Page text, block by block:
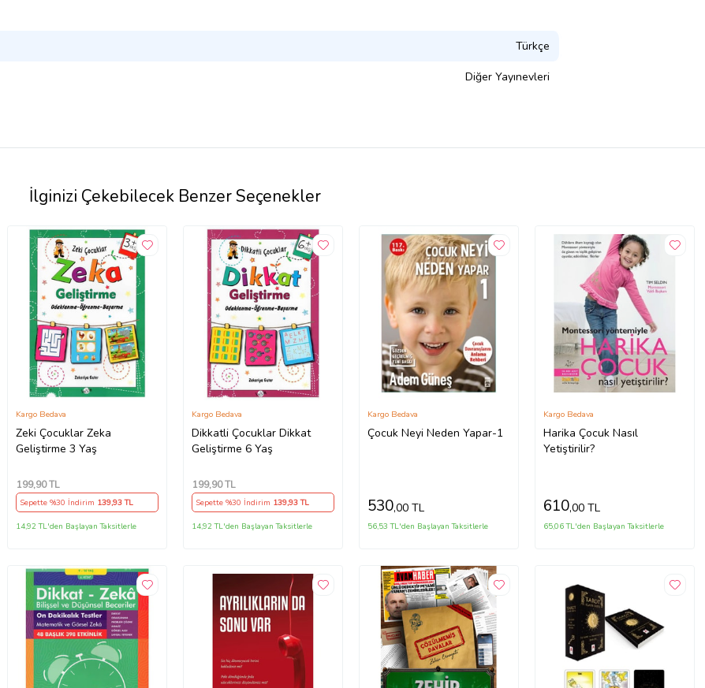
Türkçe
Diğer Yayınevleri
İlginizi Çekebilecek Benzer Seçenekler
Zeki Çocuklar Zeka
Geliştirme 3 Yaş
Kargo Bedava
199,90 TL
Sepette %30 İndirim 139,93 TL
14,92 TL'den Başlayan Taksitlerle
Dikkatli Çocuklar Dikkat
Geliştirme 6 Yaş
Kargo Bedava
199,90 TL
Sepette %30 İndirim 139,93 TL
14,92 TL'den Başlayan Taksitlerle
Çocuk Neyi Neden Yapar-1
Kargo Bedava
530,00 TL
56,53 TL'den Başlayan Taksitlerle
Harika Çocuk Nasıl
Yetiştirilir?
Kargo Bedava
610,00 TL
65,06 TL'den Başlayan Taksitlerle